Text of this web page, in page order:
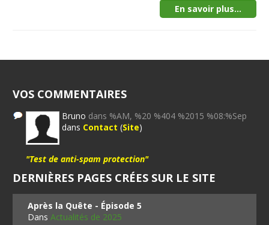
En savoir plus...
VOS COMMENTAIRES
Bruno dans %AM, %20 %404 %2015 %08:%Sep
dans Contact (Site)
"Test de anti-spam protection"
DERNIÈRES PAGES CRÉES SUR LE SITE
Après la Quête - Épisode 5
DansActualités de 2025